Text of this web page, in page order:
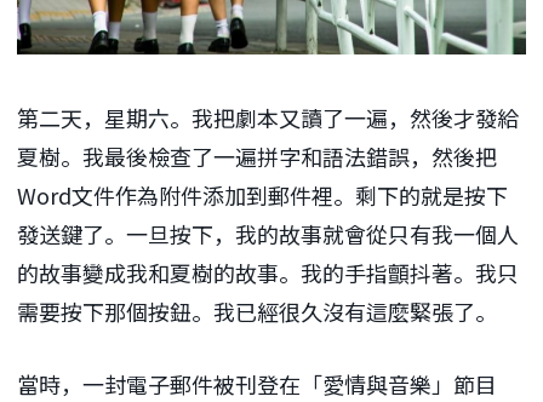
第二天，星期六。我把劇本又讀了一遍，然後才發給
夏樹。我最後檢查了一遍拼字和語法錯誤，然後把
Word文件作為附件添加到郵件裡。剩下的就是按下
發送鍵了。一旦按下，我的故事就會從只有我一個人
的故事變成我和夏樹的故事。我的手指顫抖著。我只
需要按下那個按鈕。我已經很久沒有這麼緊張了。
當時，一封電子郵件被刊登在「愛情與音樂」節目